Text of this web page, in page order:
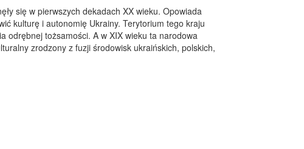
się w pierwszych dekadach XX wieku. Opowiada
kulturę i autonomię Ukrainy. Terytorium tego kraju
odrębnej tożsamości. A w XIX wieku ta narodowa
zrodzony z fuzji środowisk ukraińskich, polskich,